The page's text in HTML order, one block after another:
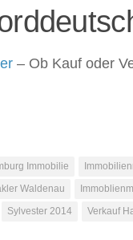
– Ob Kauf oder
Immobilie
Waldenau
Sylvester 2014 Verkauf